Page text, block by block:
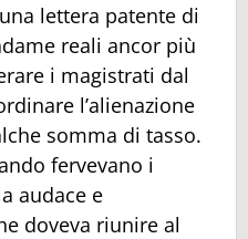
lettera patente di
reali ancor più
i magistrati dal
l’alienazione
somma di tasso.
fervevano i
audace e
doveva riunire al